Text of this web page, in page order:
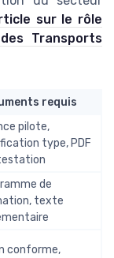
sur le rôle
Transports
requis
pilote,
type, PDF
de
texte
conforme,